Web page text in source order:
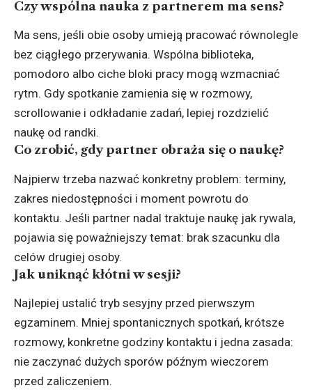
Czy wspólna nauka z partnerem ma sens?
Ma sens, jeśli obie osoby umieją pracować równolegle
bez ciągłego przerywania. Wspólna biblioteka,
pomodoro albo ciche bloki pracy mogą wzmacniać
rytm. Gdy spotkanie zamienia się w rozmowy,
scrollowanie i odkładanie zadań, lepiej rozdzielić
naukę od randki.
Co zrobić, gdy partner obraża się o naukę?
Najpierw trzeba nazwać konkretny problem: terminy,
zakres niedostępności i moment powrotu do
kontaktu. Jeśli partner nadal traktuje naukę jak rywala,
pojawia się poważniejszy temat: brak szacunku dla
celów drugiej osoby.
Jak uniknąć kłótni w sesji?
Najlepiej ustalić tryb sesyjny przed pierwszym
egzaminem. Mniej spontanicznych spotkań, krótsze
rozmowy, konkretne godziny kontaktu i jedna zasada:
nie zaczynać dużych sporów późnym wieczorem
przed zaliczeniem.